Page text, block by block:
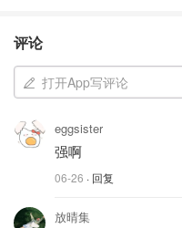
评论
打开App写评论
eggsister
强啊
06-26 · 回复
放晴集